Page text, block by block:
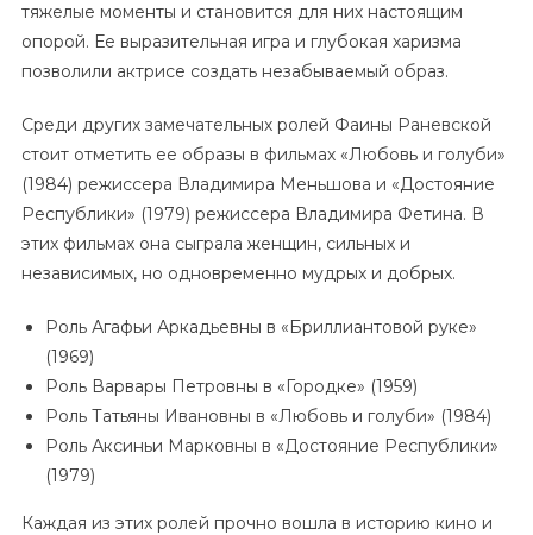
тяжелые моменты и становится для них настоящим
опорой. Ее выразительная игра и глубокая харизма
позволили актрисе создать незабываемый образ.
Среди других замечательных ролей Фаины Раневской
стоит отметить ее образы в фильмах «Любовь и голуби»
(1984) режиссера Владимира Меньшова и «Достояние
Республики» (1979) режиссера Владимира Фетина. В
этих фильмах она сыграла женщин, сильных и
независимых, но одновременно мудрых и добрых.
Роль Агафьи Аркадьевны в «Бриллиантовой руке»
(1969)
Роль Варвары Петровны в «Городке» (1959)
Роль Татьяны Ивановны в «Любовь и голуби» (1984)
Роль Аксиньи Марковны в «Достояние Республики»
(1979)
Каждая из этих ролей прочно вошла в историю кино и